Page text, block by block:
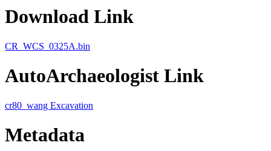
Download Link
CR_WCS_0325A.bin
AutoArchaeologist Link
cr80_wang Excavation
Metadata